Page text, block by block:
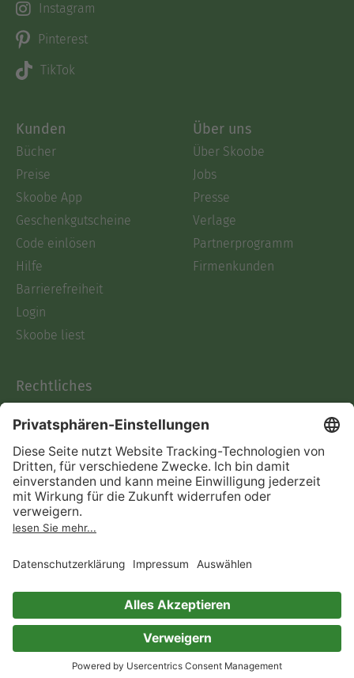
Instagram
Pinterest
TikTok
Kunden
Bücher
Preise
Skoobe App
Geschenkgutscheine
Code einlösen
Hilfe
Barrierefreiheit
Login
Skoobe liest
Über uns
Über Skoobe
Jobs
Presse
Verlage
Partnerprogramm
Firmenkunden
Rechtliches
AGB
Informationen nach Data
Act
Verträge hier kündigen
Impressum
Immer ein gutes Buch